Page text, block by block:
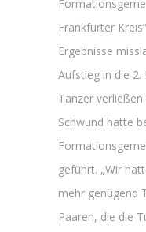
Frankfurter
Ergebnisse
Aufstieg in die 2.
Tänzer
Schwund hatte
geführt. „Wir
mehr genügend
Paaren, die die